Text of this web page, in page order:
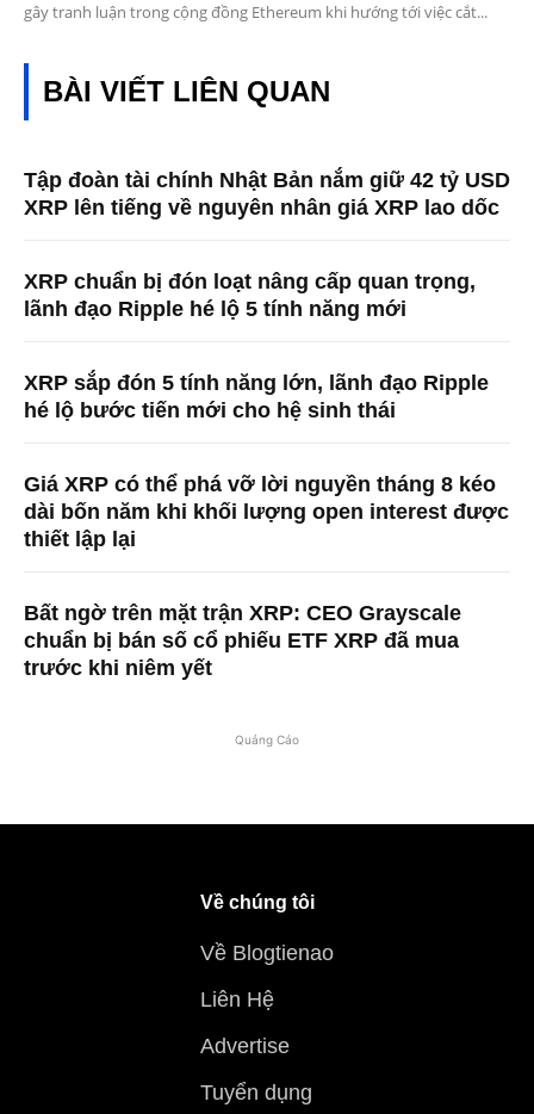
gây tranh luận trong cộng đồng Ethereum khi hướng tới việc cắt...
BÀI VIẾT LIÊN QUAN
Tập đoàn tài chính Nhật Bản nắm giữ 42 tỷ USD
XRP lên tiếng về nguyên nhân giá XRP lao dốc
XRP chuẩn bị đón loạt nâng cấp quan trọng,
lãnh đạo Ripple hé lộ 5 tính năng mới
XRP sắp đón 5 tính năng lớn, lãnh đạo Ripple
hé lộ bước tiến mới cho hệ sinh thái
Giá XRP có thể phá vỡ lời nguyền tháng 8 kéo
dài bốn năm khi khối lượng open interest được
thiết lập lại
Bất ngờ trên mặt trận XRP: CEO Grayscale
chuẩn bị bán số cổ phiếu ETF XRP đã mua
trước khi niêm yết
Quảng Cáo
Về chúng tôi
Về Blogtienao
Liên Hệ
Advertise
Tuyển dụng